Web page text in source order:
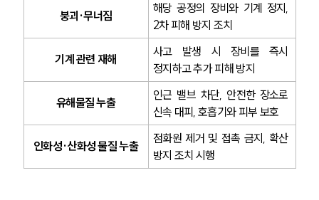
붕괴·무너짐
해당 공정의 장비와 기계 정지,
2차 피해 방지 조치
기계 관련 재해
사고 발생 시 장비를 즉시
정지하고 추가 피해 방지
유해물질 누출
인근 밸브 차단, 안전한 장소로
신속 대피, 호흡기와 피부 보호
인화성·산화성 물질 누출
점화원 제거 및 접촉 금지, 확산
방지 조치 시행